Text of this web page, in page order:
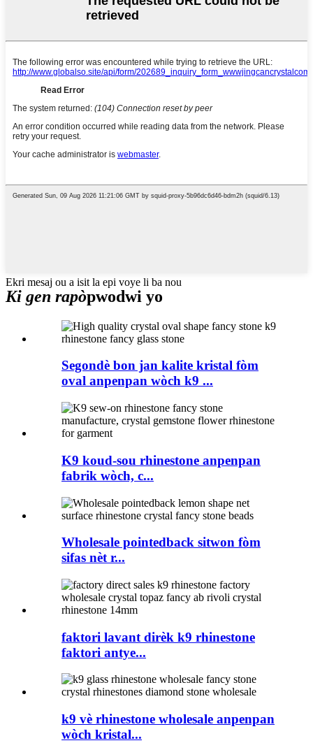
Ekri mesaj ou a isit la epi voye li ba nou
Ki gen rapòpwodwi yo
Segondè bon jan kalite kristal fòm
oval anpenpan wòch k9 ...
K9 koud-sou rhinestone anpenpan
fabrik wòch, c...
Wholesale pointedback sitwon fòm
sifas nèt r...
faktori lavant dirèk k9 rhinestone
faktori antye...
k9 vè rhinestone wholesale anpenpan
wòch kristal...